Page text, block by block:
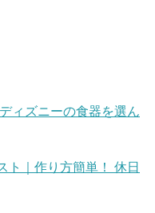
ィズニーの食器を選ん
ト｜作り方簡単！ 休日